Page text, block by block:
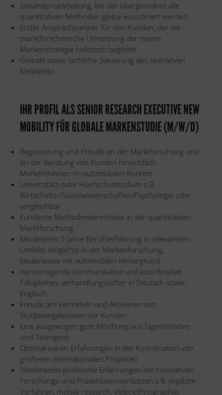
Gesamtprojektleitung, bei der übergeordnet alle
quantitativen Methoden global koordiniert werden
Erster Ansprechpartner für den Kunden, der die
marktforscherische Umsetzung der neuen
Markenstrategie holistisch begleitet
Globale sowie fachliche Steuerung des operativen
Netzwerks
IHR PROFIL ALS SENIOR RESEARCH EXECUTIVE NEW
MOBILITY FÜR GLOBALE MARKENSTUDIE (M/W/D)
Begeisterung und Freude an der Marktforschung und
an der Beratung von Kunden hinsichtlich
Markenthemen im automobilen Kontext
Universitäts-oder Hochschulstudium z.B.
Wirtschafts-/Sozialwissenschaften/Psychologie oder
vergleichbar
Fundierte Methodenkenntnisse in der quantitativen
Marktforschung
Mindestens 5 Jahre Berufserfahrung in relevantem
Umfeld, möglichst in der Markenforschung,
idealerweise mit automobilen Hintergrund
Hervorragende kommunikative und koordinative
Fähigkeiten, verhandlungssicher in Deutsch sowie
Englisch
Freude am Vermitteln und Aktivieren von
Studienergebnissen vor Kunden
Eine ausgewogen gute Mischung aus Eigeninitiative
und Teamgeist
Optimal wären Erfahrungen in der Koordination von
größeren internationalen Projekten
Idealerweise praktische Erfahrungen mit innovativen
Forschungs-und Präsentationsansätzen z.B. implizite
Verfahren, mobile research, Videoethnographie,